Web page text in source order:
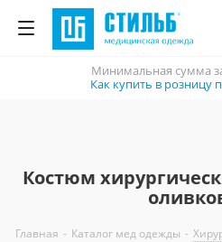
Минимальная сумма
Как купить в розницу
Костюм
Главная - Каталог мед одежды -